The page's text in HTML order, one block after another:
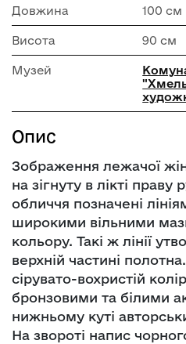
Довжина 100 см
Висота 90 см
Музей
Опис
Зображення лежачої
на зігнуту в лікті праву
обличчя позначені
широкими вільними
кольору. Такі ж лінії
верхній частині
сірувато-вохристій
бронзовими та білими
нижньому куті
На звороті напис